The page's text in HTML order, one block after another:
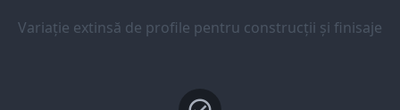
Variație extinsă de profile pentru construcții și finisaje